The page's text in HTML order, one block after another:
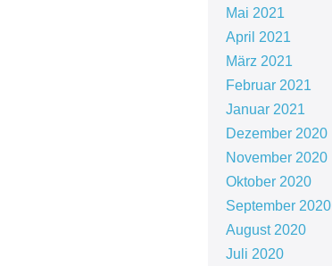
Mai 2021
April 2021
März 2021
Februar 2021
Januar 2021
Dezember 2020
November 2020
Oktober 2020
September 2020
August 2020
Juli 2020